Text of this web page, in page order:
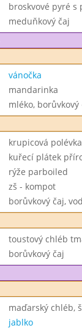
broskvové pyré s
meduňkový čaj
vánočka
mandarinka
mléko, borůvkový
krupicová
kuřecí plátek
rýže parboiled
zš - kompot
borůvkový čaj,
toustový chléb
borůvkový čaj
maďarský chléb,
jablko